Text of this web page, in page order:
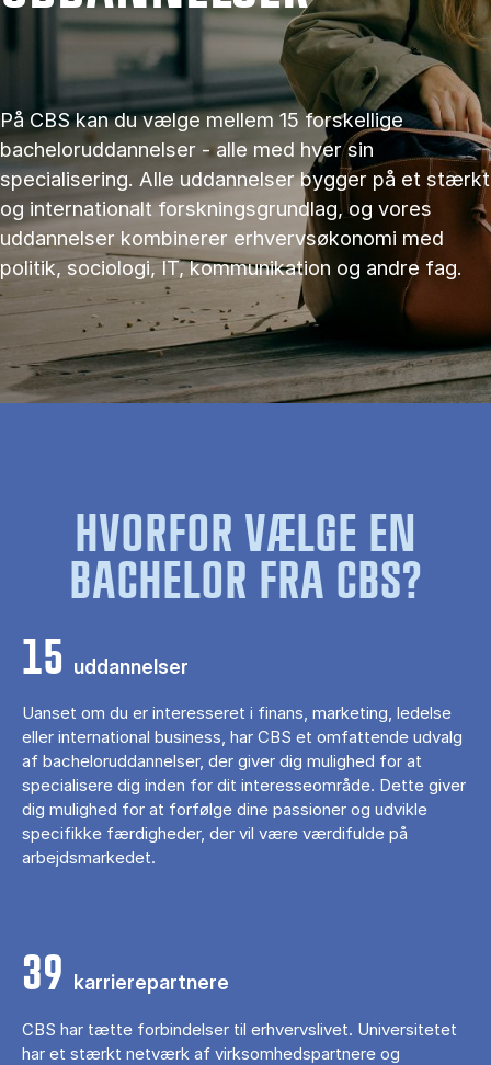
På CBS kan du vælge mellem 15 forskellige
bacheloruddannelser - alle med hver sin
specialisering. Alle uddannelser bygger på et stærkt
og internationalt forskningsgrundlag, og vores
uddannelser kombinerer erhvervsøkonomi med
politik, sociologi, IT, kommunikation og andre fag.
HVORFOR VÆLGE EN
BACHELOR FRA CBS?
15 uddannelser
Uanset om du er interesseret i finans, marketing, ledelse
eller international business, har CBS et omfattende udvalg
af bacheloruddannelser, der giver dig mulighed for at
specialisere dig inden for dit interesseområde. Dette giver
dig mulighed for at forfølge dine passioner og udvikle
specifikke færdigheder, der vil være værdifulde på
arbejdsmarkedet.
39 karrierepartnere
CBS har tætte forbindelser til erhvervslivet. Universitetet
har et stærkt netværk af virksomhedspartnere og